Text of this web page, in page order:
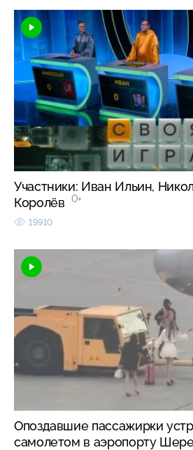
Участники: Иван Ильин,
Королёв
0+
19910
Опоздавшие пассажирки
самолетом в аэропорту